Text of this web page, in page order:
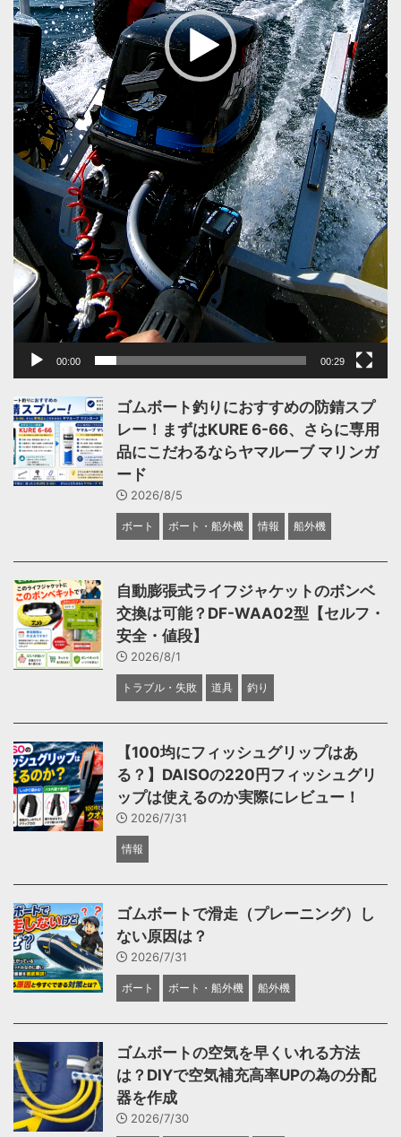
00:00 00:29
ゴムボート釣りにおすすめの防錆スプ
レー！まずはKURE 6-66、さらに専用
品にこだわるならヤマルーブ マリンガ
ード
2026/8/5
ボート ボート・船外機 情報 船外機
自動膨張式ライフジャケットのボンベ
交換は可能？DF-WAA02型【セルフ・
安全・値段】
2026/8/1
トラブル・失敗 道具 釣り
【100均にフィッシュグリップはあ
る？】DAISOの220円フィッシュグリ
ップは使えるのか実際にレビュー！
2026/7/31
情報
ゴムボートで滑走（プレーニング）し
ない原因は？
2026/7/31
ボート ボート・船外機 船外機
ゴムボートの空気を早くいれる方法
は？DIYで空気補充高率UPの為の分配
器を作成
2026/7/30